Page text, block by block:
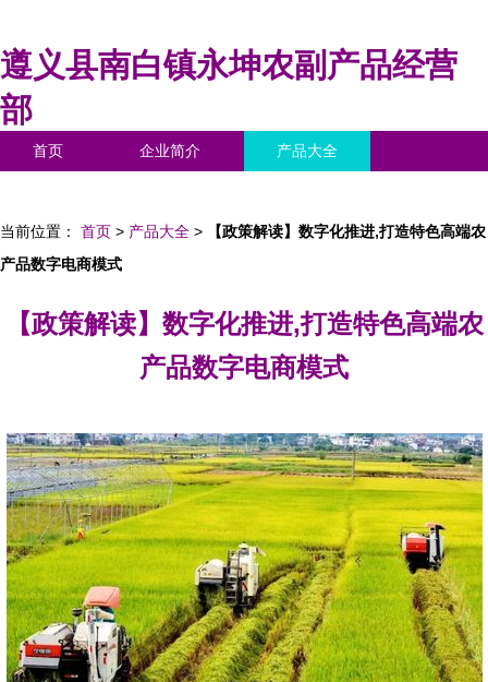
遵义县南白镇永坤农副产品经营
部
首页 企业简介 产品大全
当前位置： 首页 > 产品大全 >
【政策解读】数字化推进,打造特色高端农
产品数字电商模式
【政策解读】数字化推进,打造特色高端农
产品数字电商模式